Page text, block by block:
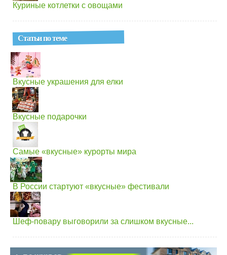
Куриные котлетки с овощами
Статьи по теме
Вкусные украшения для елки
Вкусные подарочки
Самые «вкусные» курорты мира
В России стартуют «вкусные» фестивали
Шеф-повару выговорили за слишком вкусные...